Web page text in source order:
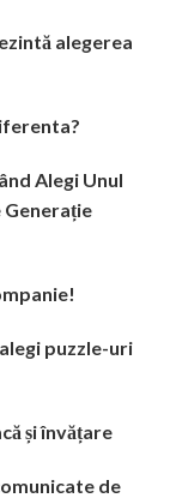
alegerea
Alegi Unul
puzzle-uri
și învățare
de